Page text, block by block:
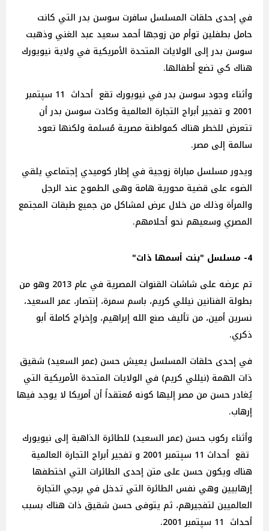
في إحدى حلقات المسلسل سافرت سوسن بدر التي كانت
حامل بطفلين توأم من زوجها أحمد سعيد عبد الغني وذهبت
سوسن بدر إلى الولايات المتحدة الأمريكية في ولاية نيويورك
هناك كي تضع أطفالها.
وأثناء وجود سوسن بدر في نيويورك تقع أحداث 11 سپتمبر
2001 و تفجير أبراج التجارة العالمية وكادت سوسن بدر أن
تتعرض للخطر هناك كمواطنة مصرية مُسلمة ولكنها تعود
سالمة إلى مصر.
ويدور مسلسل مباراة زوجية في إطار كوميدي إجتماعي يلقي
الضوء على قضية محورية هامة وهى الطموح عند الرجل
والمرأة وذلك من خلال عرض لمشاكل من جميع طبقات المجتمع
المصري وسعيهم نحو أحلامهم.
4- مسلسل "بنت أسمها ذات"
تم عرضه على شاشات القنوات المصرية في عام 2013 وهو من
بطولة الفنانين نيللي كريم، باسم سمرة، إنتصار، عمر السعيد،
نسرين أمين، من تأليف صنع الله إبراهيم، وإخراج كاملة أبو
ذكري.
في إحدى حلقات المسلسل يعيش حسن (عمر السعيد) شقيق
ذات الهمة (نيللي كريم) في الولايات المتحدة الأمريكية التي
يُغادر حسن من مصر إليها كونه مُعتقداً أن أمريكا لا يوجد فيها
إرهاب.
وأثناء ركوب حسن (عمر السعيد) للطائرة الذاهبة إلى نيويورك
تقع أحداث 11 سپتمبر 2001 و تفجير أبراج التجارة العالمية
هناك ويكون حسن على متن إحدى الطائرات التي اختطفها
إرهابيين وهي نفس الطائرة التي تدخل في برجي التجارة
العالميين لتفجيرهم، ثم يتوفى حسن شقيق ذات هناك بسبب
أحداث 11 سپتمبر 2001.